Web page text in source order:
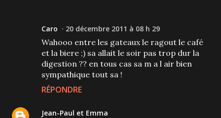
Caro 20 décembre 2011 à 08 h 29
Wahooo entre les gateaux le ragout le café
et la biere ;) sa allait le soir pas trop dur la
digestion ?? en tous cas sa m a l air bien
sympathique tout sa !
RÉPONDRE
Jean-Paul et Emma